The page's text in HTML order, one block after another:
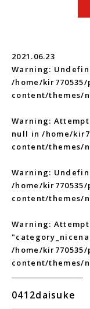
2021.06.23
Warning:
/home/
content/themes/
Warning:
null in/home/
content/themes/
Warning:
/home/
content/themes/
Warning:
/home/
content/themes/
0412daisuke